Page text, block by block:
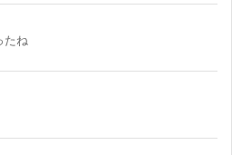
たね